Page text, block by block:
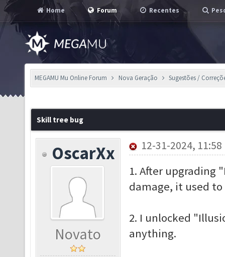
Home Forum Recentes
MEGAMU Mu Online Forum Nova Geração Sugestões /
Skill tree bug
OscarXx
Novato
12-31-2024, 11:58
1. After upgrading
damage, it used
2. I unlocked
anything.